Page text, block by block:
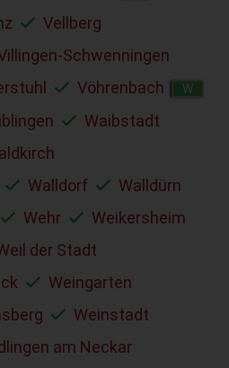
Vellberg
Schwenningen
Vöhrenbach W
Waibstadt
Walldorf
Walldürn
Wehr
Weikersheim
der Stadt
Weingarten
Weinstadt
am Neckar